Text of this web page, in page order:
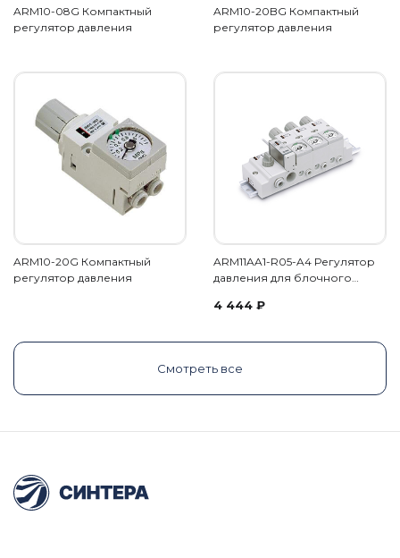
ARM10-08G Компактный
регулятор давления
ARM10-20BG Компактный
регулятор давления
ARM10-20G Компактный
регулятор давления
ARM11AA1-R05-A4 Регулятор
давления для блочного…
4 444 ₽
Смотреть все